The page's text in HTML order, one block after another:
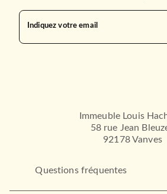
Indiquez votre email
Immeuble Louis
58 rue Jean
92178 Vanves
Questions fréquentes